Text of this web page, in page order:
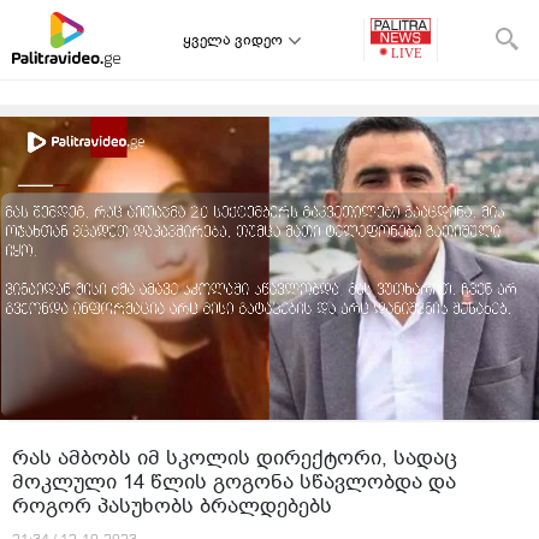
ყველა ვიდეო
რას ამბობს იმ სკოლის დირექტორი, სადაც
მოკლული 14 წლის გოგონა სწავლობდა და
როგორ პასუხობს ბრალდებებს